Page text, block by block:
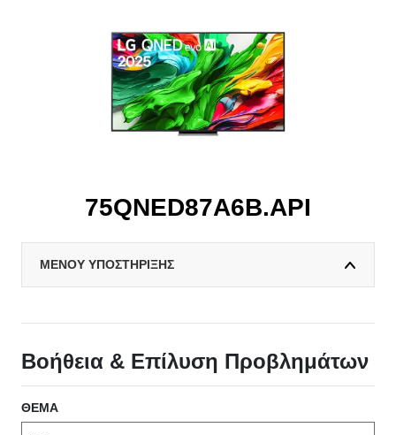
75QNED87A6B.API
ΜΕΝΟΥ ΥΠΟΣΤΗΡΙΞΗΣ
Βοήθεια & Επίλυση Προβλημάτων
ΘΈΜΑ